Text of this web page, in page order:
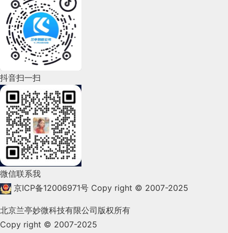
2022年7月(111)
2022年6月(162)
2022年5月(143)
2022年4月(86)
2022年3月(119)
2022年2月(53)
2022年1月(99)
2021年12月(105)
2021年9月(153)
抖音扫一扫
微信联系我
京ICP备12006971号 Copy right © 2007-2025
北京兰亭妙微科技有限公司版权所有
Copy right © 2007-2025